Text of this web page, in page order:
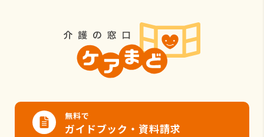
無料で
ガイドブック・資料請求